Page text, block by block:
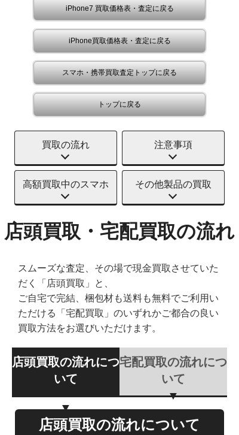
iPhone7 買取価格表・査定に戻る
iPhone買取価格表・査定に戻る
スマホ・携帯買取査定トップに戻る
トップに戻る
買取の流れ 注意事項
高額買取中のスマホ その他製品の買取
店頭買取・宅配買取の流れ
スムーズな査定、その場で現金買取させていた
だく「店頭買取」と、
ご自宅で完結、梱包材も送料も無料でご利用い
ただける「宅配買取」のいずれかご都合の良い
買取方法をお選びいただけます。
店頭買取の流れにつ
いて
宅配買取の流れにつ
いて
店頭買取の流れについて